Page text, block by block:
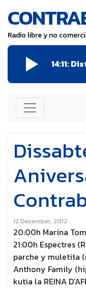
Radio libre y no
14:11:
12 December, 2012
20:00h Marina
21:00h Espectres
parche y muletita
Anthony Family
kutia la REINA